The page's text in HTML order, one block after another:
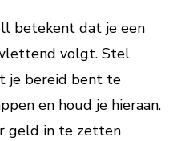
betekent dat je een
volgt. Stel
je bereid bent te
en houd je hieraan.
geld in te zetten